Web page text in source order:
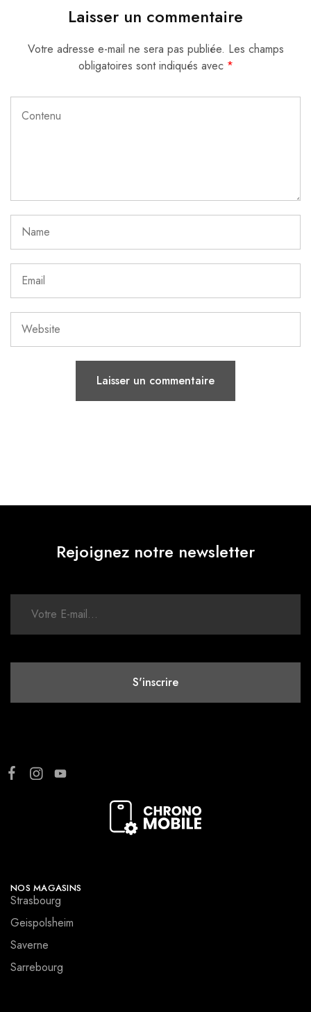
Laisser un commentaire
Votre adresse e-mail ne sera pas publiée. Les champs
obligatoires sont indiqués avec *
Rejoignez notre newsletter
NOS MAGASINS
Strasbourg
Geispolsheim
Saverne
Sarrebourg